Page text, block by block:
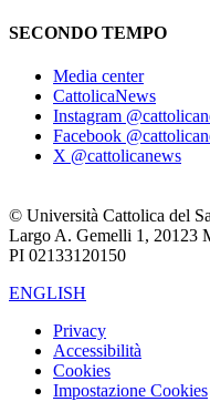
SECONDO TEMPO
Media center
CattolicaNews
Instagram
Facebook
X @cattolicanews
© Università Cattolica del
Largo A. Gemelli 1, 20123
PI 02133120150
ENGLISH
Privacy
Accessibilità
Cookies
Impostazione Cookies